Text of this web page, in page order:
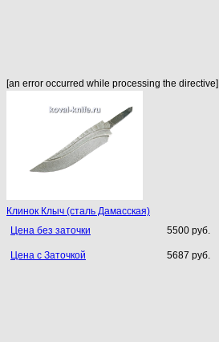
[an error occurred while processing the directive]
Клинок Клыч (сталь Дамасская)
Цена без заточки
5500 руб.
Цена с Заточкой 5687 руб.